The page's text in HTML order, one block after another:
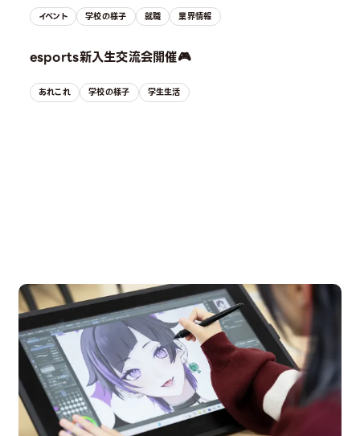
イベント 学校の様子 就職 業界情報
esports新入生交流会開催🎮
あれこれ 学校の様子 学生生活